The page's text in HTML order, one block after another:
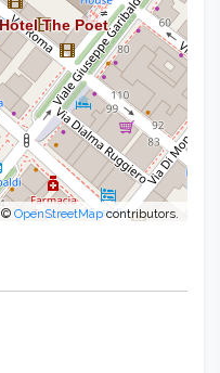
©OpenStreetMapcontributors.